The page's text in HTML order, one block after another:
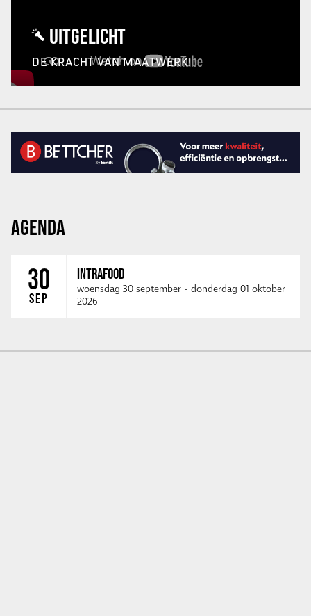
UITGELICHT
DE KRACHT VAN MAATWERK!
AGENDA
30
SEP
INTRAFOOD
woensdag 30 september - donderdag 01 oktober
2026